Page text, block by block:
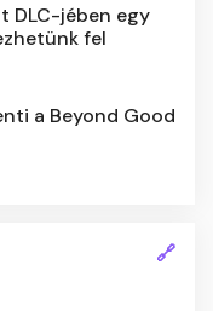
DLC-jében egy
fel
a Beyond Good
🔗